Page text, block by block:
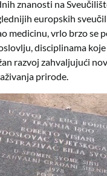
znanosti na
europskih
medicinu, vrlo brzo se
disciplinama koje
razvoj zahvaljujući
prirode.